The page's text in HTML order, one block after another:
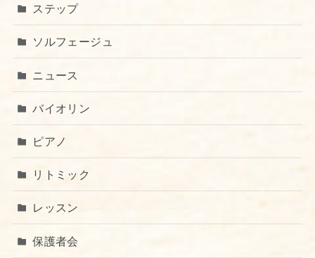
ステップ
ソルフェージュ
ニュース
バイオリン
ピアノ
リトミック
レッスン
保護者会